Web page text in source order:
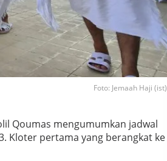
Foto: Jemaah Haji (ist)
Qoumas mengumumkan jadwal
Kloter pertama yang berangkat ke